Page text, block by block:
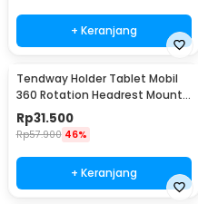
+ Keranjang
Tendway Holder Tablet Mobil
360 Rotation Headrest Mount
8-11 Inch - SBT-1104
Rp31.500
Rp57.900 46%
+ Keranjang